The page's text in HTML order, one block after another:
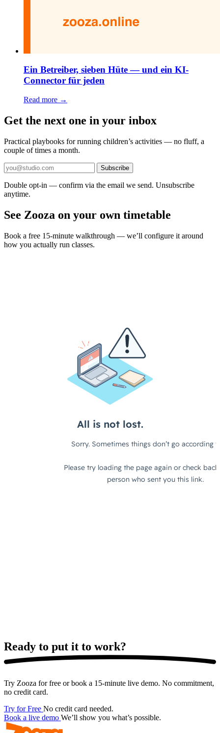
Ein Betreiber, sieben Hüte — und ein KI-
Connector für jeden
Read more →
Get the next one in your inbox
Practical playbooks for running children’s activities — no fluff, a
couple of times a month.
Subscribe
Double opt-in — confirm via the email we send. Unsubscribe
anytime.
See Zooza on your own timetable
Book a free 15-minute walkthrough — we’ll configure it around
how you actually run classes.
Ready to put it to work?
Try Zooza for free or book a 15-minute live demo. No commitment,
no credit card.
Try for Free No credit card needed.
Book a live demo We’ll show you what’s possible.